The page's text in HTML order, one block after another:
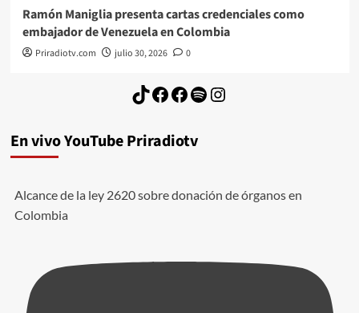
Ramón Maniglia presenta cartas credenciales como
embajador de Venezuela en Colombia
Priradiotv.com julio 30, 2026 0
TikTok
Facebook
Facebook
Spotify
Instagram
En vivo YouTube Priradiotv
Alcance de la ley 2620 sobre donación de órganos en
Colombia